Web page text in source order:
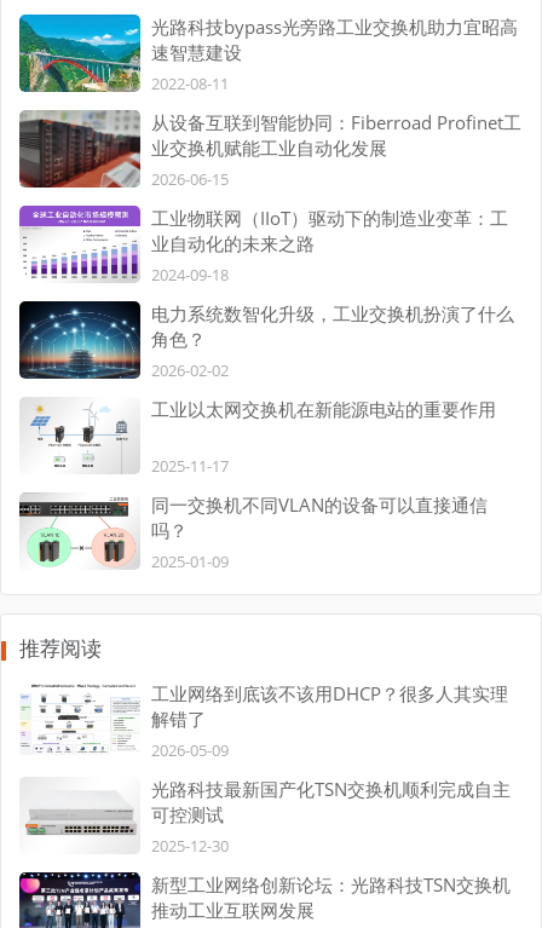
光路科技bypass光旁路工业交换机助力宜昭高
速智慧建设
2022-08-11
从设备互联到智能协同：Fiberroad Profinet工
业交换机赋能工业自动化发展
2026-06-15
工业物联网（IIoT）驱动下的制造业变革：工
业自动化的未来之路
2024-09-18
电力系统数智化升级，工业交换机扮演了什么
角色？
2026-02-02
工业以太网交换机在新能源电站的重要作用
2025-11-17
同一交换机不同VLAN的设备可以直接通信
吗？
2025-01-09
推荐阅读
工业网络到底该不该用DHCP？很多人其实理
解错了
2026-05-09
光路科技最新国产化TSN交换机顺利完成自主
可控测试
2025-12-30
新型工业网络创新论坛：光路科技TSN交换机
推动工业互联网发展